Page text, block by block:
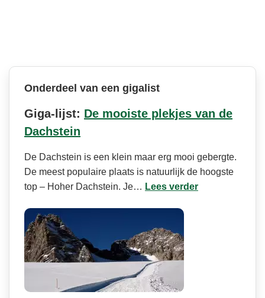
Onderdeel van een gigalist
Giga-lijst: De mooiste plekjes van de
Dachstein
De Dachstein is een klein maar erg mooi gebergte.
De meest populaire plaats is natuurlijk de hoogste
top – Hoher Dachstein. Je… Lees verder